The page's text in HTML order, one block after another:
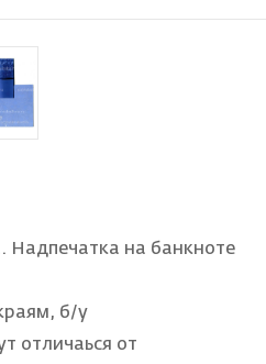
Надпечатка на банкноте
б/у
отличаься от